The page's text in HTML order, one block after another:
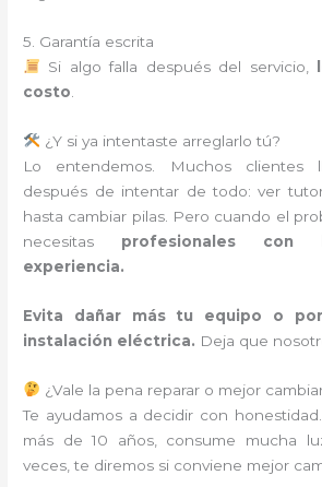
5. Garantía escrita
Si algo falla después del servicio,
costo
¿Y si ya intentaste arreglarlo tú?
Lo entendemos. Muchos clientes
después de intentar de todo: ver
hasta cambiar pilas. Pero cuando el
necesitas profesionales con
experiencia.
Evita dañar más tu equipo o
instalación eléctrica. Deja que
¿Vale la pena reparar o mejor
Te ayudamos a decidir con
más de 10 años, consume mucha
veces, te diremos si conviene mejor